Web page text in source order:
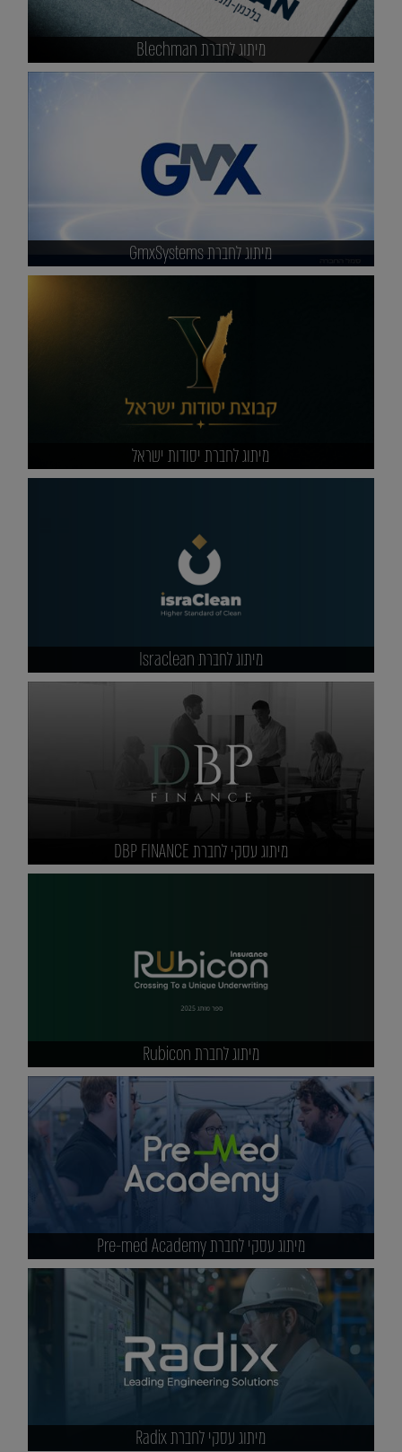
מיתוג לחברת Blechman
מיתוג לחברת GmxSystems
מיתוג לחברת יסודות ישראל
מיתוג לחברת Israclean
מיתוג עסקי לחברת DBP FINANCE
מיתוג לחברת Rubicon
מיתוג עסקי לחברת Pre-med Academy
מיתוג עסקי לחברת Radix